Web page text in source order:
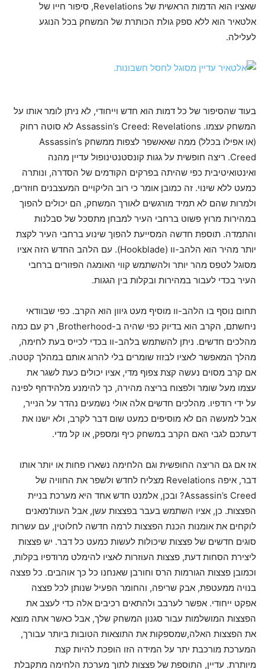
שאציו הוא הדמות הראשית של Revelations, סיפור חייו של
אלטאיר הוא ללא ספק גולת הכותרת של המשחק בכל הנוגע
לעלילה.
בעוד שהסיפור של כל דמות הוא חדש וייחודי, לא ניתן לומר אותו על
המשחק עצמו. Assassin’s Creed: Revelations לא סוטה רחוק
(או אפילו בכלל) ממה שאאשפר לצפות ממשחק Assassin’s
Creed. ריצה חופשית על גגות קונסטנטינופול עדיין מהנה
ואינטואיטיבית כפי שהיתה בפרקים הקודמים של הסדרה, ונותרה
כמעט ללא שינוי. זה כמובן אומר כי רוב הליקויים המעצבנים חוזרים,
ולמרות שהם לא תמיד מורגשים לאורך המשחק, הם יכולים להפוך
במהירות מרוץ פשוט ברחבי העיר למבחן מתסכל של סבלנות
והתמדה. תוספת חדשה המסייעת להפוך שינוע ברחבי העיר לקצת
יותר מהיר הוא הלהב-וו (Hookblade). עם הלהב החדש הזה אציו
מסוגל לטפס מהר יותר ולהשתמש קווי האומגה הפזורים ברחבי
העיר בכדי לעבור במהירות ובקלות בין הגגות.
תחום נוסף בו הלהב-וו מוסיף מעט גיוון הוא הקרב. כפי שבוודאי
ניחשתם, הקרב הוא בדיוק כפי שהיה ב-Brotherhood, רק עם כמה
מהלכים חדשים. ניתן להשתמש בלהב-וו בכדי לכייס בעת לחימה,
מהלך המאפשר לאציו לבזוז שומרים בלי להרוג אותם במהלך קטטה.
אם קרב מסוים נעשה קצת צפוף מדי, אציו יכולים כעת לשגר את
עצמו מעל שומר ולפצוח בריצה מהירה, כך להימנע מלהידחף לפינה
על ידי רודפיו. מהלכים חדשים אלה אולי נשמעים נהדר על הנייר,
אבל למעשה הם לא מוסיפים כמעט שום דבר לקרב, ולא ישנו את
דעתכם לגבי האם הקרב במשחק כיף ומספק, או קל מדי.
אז אם גם הריצה החופשית וגם הלחימה נשארו פחות או יותר אותו
דבר, איפה Revelations מצליח לחדש ולשפר את החוויה של
Assassin’s Creed? ובכן, אלמנט חדש אחד היא מערכת בניית
הפצצות. כן, אציו השתמש בעבר בפצצות עשן, אבל העות'מאנים
לוקחים את אומנות הכנת הפצצות לרמה חדשה לחלוטין, עם עשרות
סוגים חדשים של פצצות שיכולות לעשות כמעט כל דבר. יש פצצות
ליצירת הסחות דעת, פצצות העוזרות לאציו להימלט מרודפיו בקלות,
וכמובן פצצות הגורמות הרס וחורבן שאנחנו כל כך אוהבים. כל פצצה
בנויה ממעטפת, אבק שריפה, והחומר הפעיל שנותן לכל פצצה
אפקט ייחודי. אפשר לערבב ולהתאים רכיבים אלה כדי לעצב את
הפצצות המושלמות עבור סגנון המשחק שלך, אבל כאשר אתה מוצא
את הפצצות האלה,שמספקות את התוצאות הטובות ביותר עבורך,
המערכת מורכבת יתר על המידה הזו הופכת להיות קצת
מיותרת. עדיין, התוספת של פצצות לתוך מערכת הלחימה מתקבלת